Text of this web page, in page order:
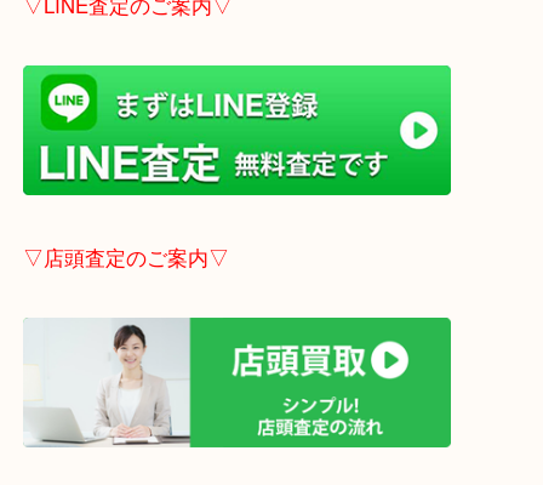
こちらはブログアップした時点での情報です。
最新の情報は一番新しいブログをご覧ください。
→こちら
事前にご連絡頂ければ内容によりますが受付時間終
▽LINE査定のご案内▽